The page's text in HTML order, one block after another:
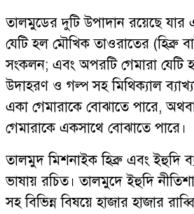
তালমুডের দুটি উপাদান রয়েছে যার
যেটি হল মৌখিক তাওরাতের (হিব্রু
সংকলন; এবং অপরটি গেমারা যেটি
উদাহরণ ও গল্প সহ মিথিক্যাল
একা গেমারাকে বোঝাতে পারে,
গেমারাকে একসাথে বোঝাতে পারে।
তালমুদ মিশনাইক হিব্রু এবং ইহুদি
ভাষায় রচিত। তালমুদে ইহুদি
সহ বিভিন্ন বিষয়ে হাজার হাজার